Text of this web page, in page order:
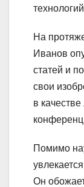
На
Иванов
статей и
свои
в
Помимо
Он